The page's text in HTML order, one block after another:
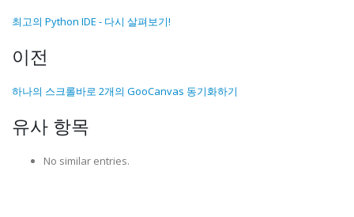
최고의 Python IDE - 다시 살펴보기!
이전
하나의 스크롤바로 2개의 GooCanvas 동기화하기
유사 항목
No similar entries.